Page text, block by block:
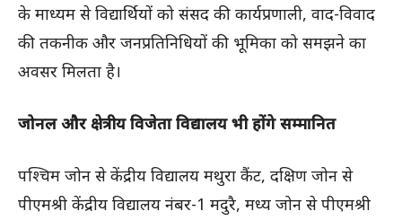
के माध्यम से विद्यार्थियों को संसद की कार्यप्रणाली, वाद-विवाद
की तकनीक और जनप्रतिनिधियों की भूमिका को समझने का
अवसर मिलता है।
जोनल और क्षेत्रीय विजेता विद्यालय भी होंगे सम्मानित
पश्चिम जोन से केंद्रीय विद्यालय मथुरा कैंट, दक्षिण जोन से
पीएमश्री केंद्रीय विद्यालय नंबर-1 मदुरै, मध्य जोन से पीएमश्री